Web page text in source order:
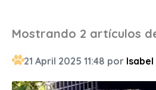
Mostrando 2 artículos
21 April 2025 11:48 por